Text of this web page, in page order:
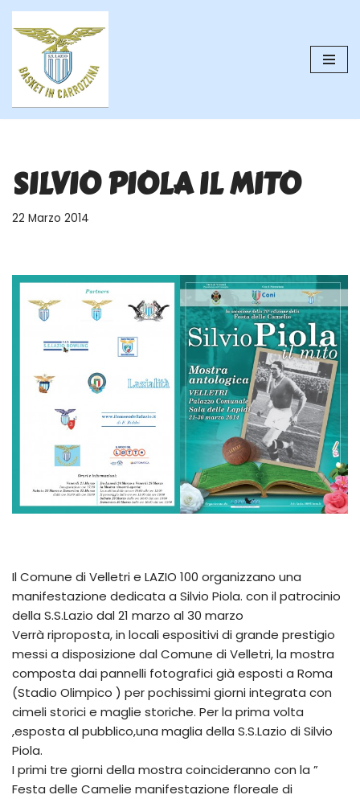
contenuto
SILVIO PIOLA IL MITO
22 Marzo 2014
Il Comune di Velletri e LAZIO 100 organizzano una
manifestazione dedicata a Silvio Piola. con il patrocinio
della S.S.Lazio dal 21 marzo al 30 marzo
Verrà riproposta, in locali espositivi di grande prestigio
messi a disposizione dal Comune di Velletri, la mostra
composta dai pannelli fotografici già esposti a Roma
(Stadio Olimpico ) per pochissimi giorni integrata con
cimeli storici e maglie storiche. Per la prima volta
,esposta al pubblico,una maglia della S.S.Lazio di Silvio
Piola.
I primi tre giorni della mostra coincideranno con la ”
Festa delle Camelie manifestazione floreale di